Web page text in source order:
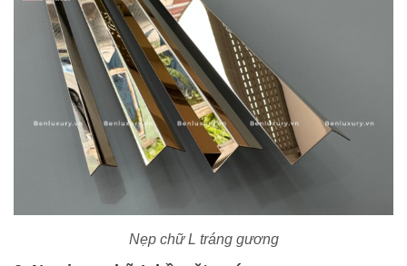
Nẹp chữ L tráng gương